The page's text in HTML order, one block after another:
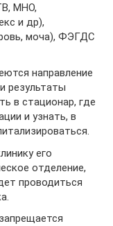
МНО,
и др),
моча), ФЭГДС
направление
результаты
в стационар, где
и узнать, в
его
отделение,
проводиться